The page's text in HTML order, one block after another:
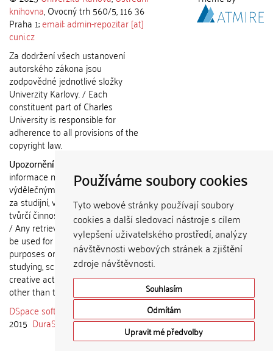
Používáme soubory cookies
Tyto webové stránky používají soubory
cookies a další sledovací nástroje s cílem
vylepšení uživatelského prostředí, analýzy
návštěvnosti webových stránek a zjištění
zdroje návštěvnosti.
Souhlasím
Odmítám
Upravit mé předvolby
knihovna, Ovocný trh 560/5, 116 36
Praha 1;email: admin-repozitar [at]
cuni.cz
Za dodržení všech ustanovení
autorského zákona jsou
zodpovědné jednotlivé složky
Univerzity Karlovy. / Each
constituent part of Charles
University is responsible for
adherence to all provisions of the
copyright law.
Upozornění / Notice:
informace nemohou být použity k
výdělečným účelům nebo vydávány
za studijní, vědeckou nebo jinou
tvůrčí činnost jiné osoby než autora.
/ Any retrieved information shall not
be used for any commercial
purposes or claimed as results of
studying, scientific or any other
creative activities of any person
other than the author.
DSpace software
copyright © 2002-
2015 DuraSpace